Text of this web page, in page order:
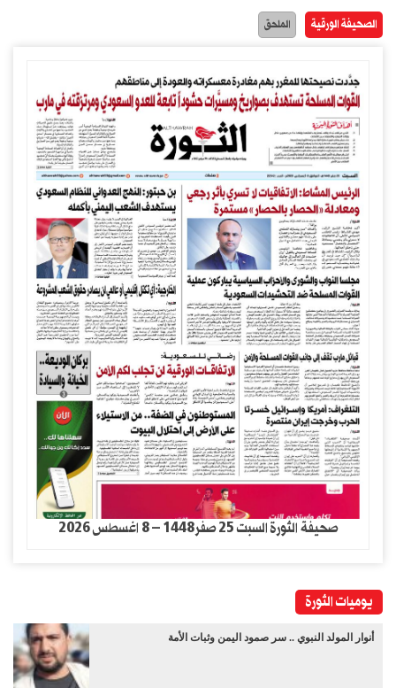
الصحيفة الورقية الملحق
صحيفة الثورة السبت 25 صفر1448 – 8 اغسطس 2026
يوميات الثورة
أنوار المولد النبوي .. سر صمود اليمن وثبات الأمة